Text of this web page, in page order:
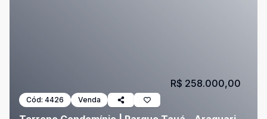
Cód: 4426 Venda
R$ 258.000,00